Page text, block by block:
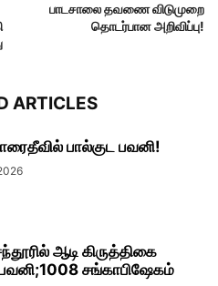
பாடசாலை தவணை விடுமுறை
தொடர்பான அறிவிப்பு!
ARTICLES
பால்குட பவனி!
ஆடி கிருத்திகை
பவனி;1008 சங்காபிஷேகம்